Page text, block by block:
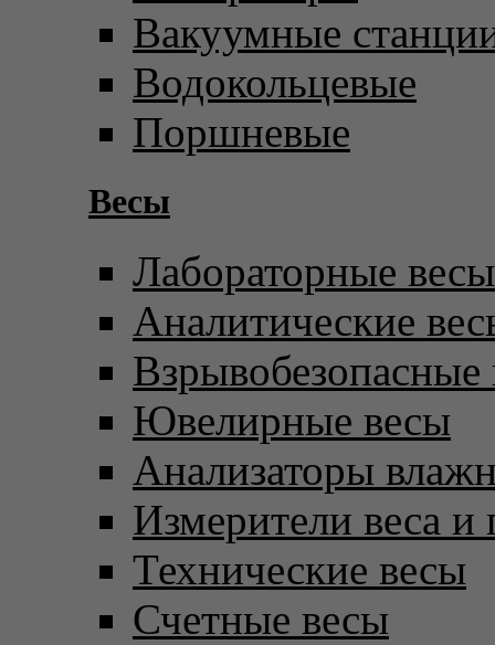
Вакуумные
Водокольцевые
Поршневые
Весы
Лабораторные весы
Аналитические
Взрывобезопасные
Ювелирные весы
Анализаторы
Измерители веса и
Технические весы
Счетные весы